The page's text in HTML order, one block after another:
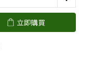
立即購買